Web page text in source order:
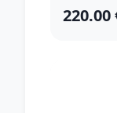
220.00